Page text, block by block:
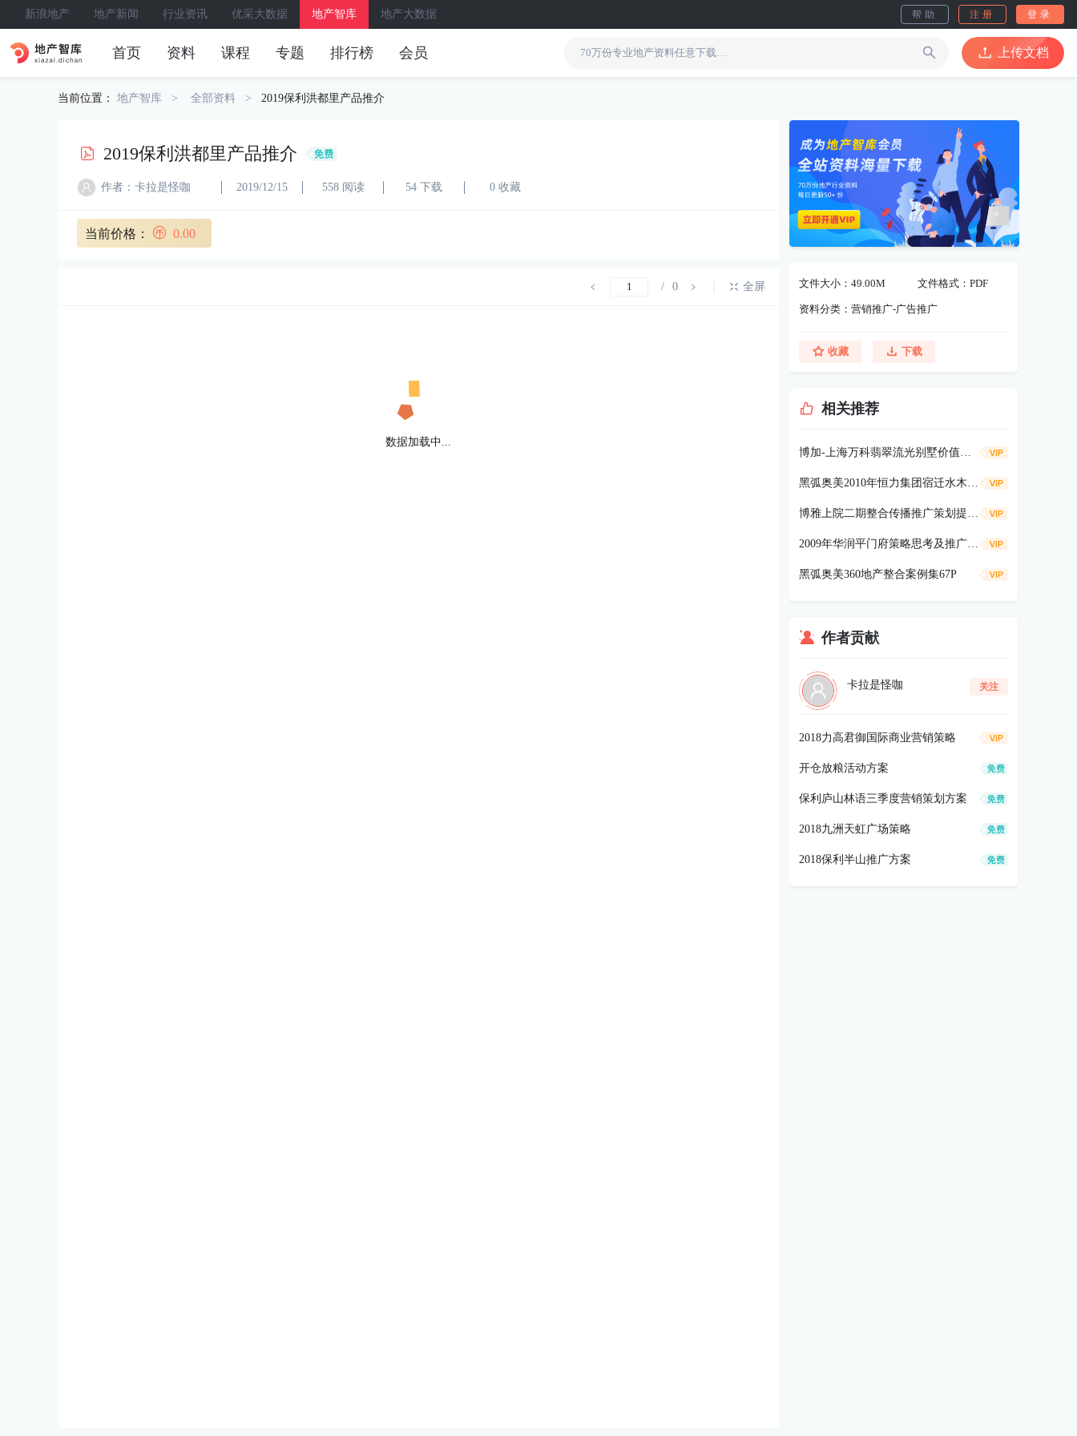
新浪地产 地产新闻 行业资讯 优采大数据 地产智库 地产大数据 帮助 注册 登录
首页 资料 课程 专题 排行榜 会员 上传文档
当前位置： 地产智库 全部资料 2019保利洪都里产品推介
2019保利洪都里产品推介
作者：卡拉是怪咖 2019/12/15 558 阅读 54 下载 0 收藏
当前价格： 0.00
/ 0 全屏
数据加载中...
文件大小：49.00M 文件格式：PDF
资料分类：营销推广-广告推广
收藏 下载
相关推荐
博加-上海万科翡翠流光别墅价值策略91p
黑弧奥美2010年恒力集团宿迁水木清华项目《广告及营销提案》334p
博雅上院二期整合传播推广策划提案104P
2009年华润平门府策略思考及推广181P
黑弧奥美360地产整合案例集67P
作者贡献
卡拉是怪咖 关注
2018力高君御国际商业营销策略
开仓放粮活动方案
保利庐山林语三季度营销策划方案
2018九洲天虹广场策略
2018保利半山推广方案